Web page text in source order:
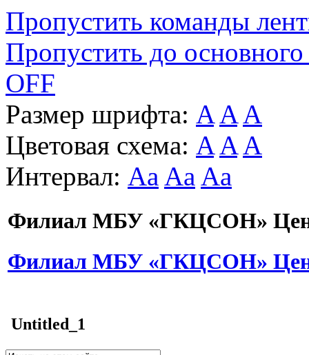
Пропустить команды
Пропустить до основного
OFF
Размер шрифта: A A A
Цветовая схема: A A A
Интервал: Aa Aa Aa
Филиал МБУ «ГКЦСОН»
Филиал МБУ «ГКЦСОН»
Untitled_1